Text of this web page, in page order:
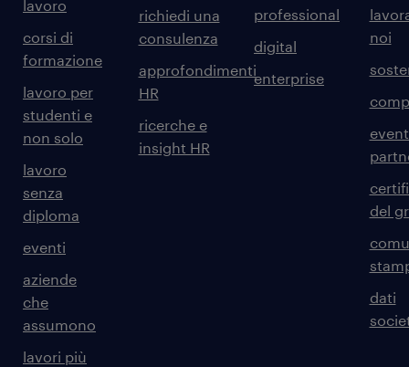
lavoro
corsi di
formazione
lavoro per
studenti e
non solo
lavoro
senza
diploma
eventi
aziende
che
assumono
lavori più
richiedi una
consulenza
approfondimenti
HR
ricerche e
insight HR
professional
digital
enterprise
noi
del
dati